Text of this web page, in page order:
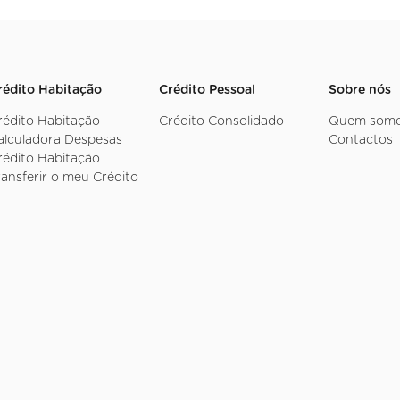
Habitação
Habitação
Despesas
Habitação
o meu Crédito
Crédito Pessoal
Crédito Consolidado
Sobre nós
Quem
Contactos